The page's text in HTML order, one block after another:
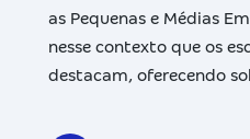
as Pequenas e Médias
nesse contexto que os
destacam, oferecendo